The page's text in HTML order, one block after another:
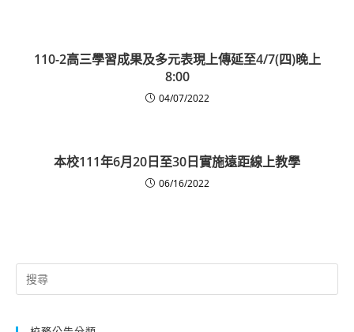
110-2高三學習成果及多元表現上傳延至4/7(四)晚上
8:00
04/07/2022
本校111年6月20日至30日實施遠距線上教學
06/16/2022
Search
for: